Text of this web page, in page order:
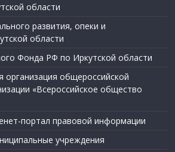
области
развития, опеки и
области
Фонда РФ по Иркутской области
организация общероссийской
«Всероссийское общество
портал правовой информации
учреждения